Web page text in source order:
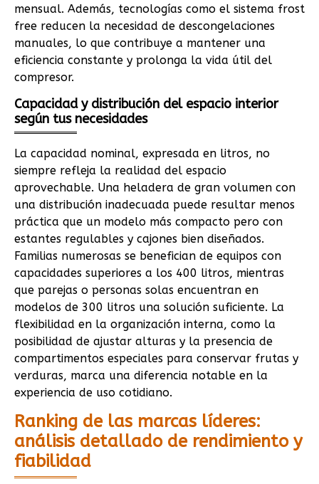
mensual. Además, tecnologías como el sistema frost
free reducen la necesidad de descongelaciones
manuales, lo que contribuye a mantener una
eficiencia constante y prolonga la vida útil del
compresor.
Capacidad y distribución del espacio interior
según tus necesidades
La capacidad nominal, expresada en litros, no
siempre refleja la realidad del espacio
aprovechable. Una heladera de gran volumen con
una distribución inadecuada puede resultar menos
práctica que un modelo más compacto pero con
estantes regulables y cajones bien diseñados.
Familias numerosas se benefician de equipos con
capacidades superiores a los 400 litros, mientras
que parejas o personas solas encuentran en
modelos de 300 litros una solución suficiente. La
flexibilidad en la organización interna, como la
posibilidad de ajustar alturas y la presencia de
compartimentos especiales para conservar frutas y
verduras, marca una diferencia notable en la
experiencia de uso cotidiano.
Ranking de las marcas líderes:
análisis detallado de rendimiento y
fiabilidad